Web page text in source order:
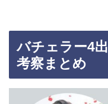
バチェラー4
考察まとめ